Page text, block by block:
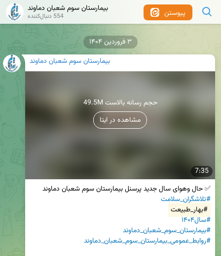
پیوستن بیمارستان سوم شعبان دماوند
554 دنبال‌کننده
بیمارستان سوم شعبان دماوند
7:35
49.5M حجم رسانه بالاست
مشاهده در ایتا
✅ حال وهواى سال جديد پرسنل بيمارستان سوم شعبان دماوند
#تلاشگران_سلامت
#بهار_طبيعت
#سال۱۴۰۴
#بيمارستان_سوم_شعبان_دماوند
#روابط_عمومى_بيمارستان_سوم_شعبان_دماوند
۳ فروردین ۱۴۰۴